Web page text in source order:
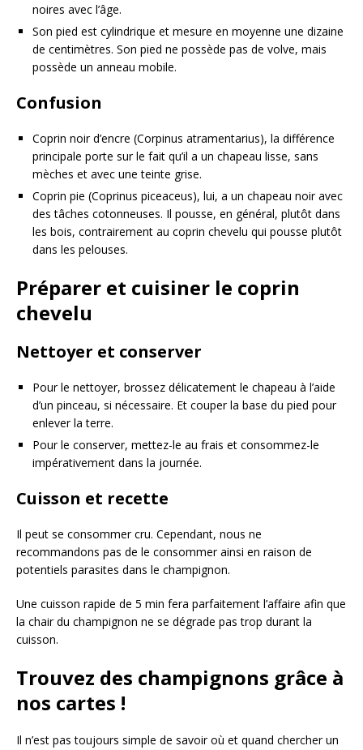
noires avec l’âge.
Son pied est cylindrique et mesure en moyenne une dizaine
de centimètres. Son pied ne possède pas de volve, mais
possède un anneau mobile.
Confusion
Coprin noir d’encre (Corpinus atramentarius), la différence
principale porte sur le fait qu’il a un chapeau lisse, sans
mèches et avec une teinte grise.
Coprin pie (Coprinus piceaceus), lui, a un chapeau noir avec
des tâches cotonneuses. Il pousse, en général, plutôt dans
les bois, contrairement au coprin chevelu qui pousse plutôt
dans les pelouses.
Préparer et cuisiner le coprin
chevelu
Nettoyer et conserver
Pour le nettoyer, brossez délicatement le chapeau à l’aide
d’un pinceau, si nécessaire. Et couper la base du pied pour
enlever la terre.
Pour le conserver, mettez-le au frais et consommez-le
impérativement dans la journée.
Cuisson et recette
Il peut se consommer cru. Cependant, nous ne
recommandons pas de le consommer ainsi en raison de
potentiels parasites dans le champignon.
Une cuisson rapide de 5 min fera parfaitement l’affaire afin que
la chair du champignon ne se dégrade pas trop durant la
cuisson.
Trouvez des champignons grâce à
nos cartes !
Il n’est pas toujours simple de savoir où et quand chercher un